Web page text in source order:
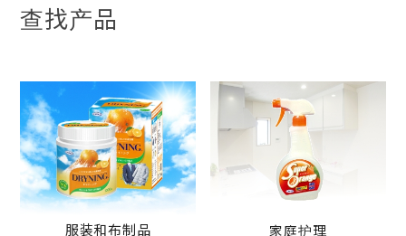
查找产品
服装和布制品 家庭护理